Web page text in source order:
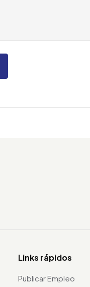
Links rápidos
Publicar Empleo